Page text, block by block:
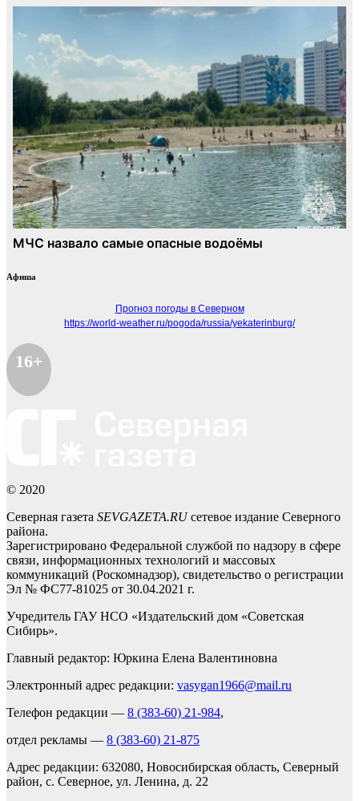
Афиша
Прогноз погоды в Северном
https://world-weather.ru/pogoda/russia/yekaterinburg/
16+
© 2020
Северная газета SEVGAZETA.RUсетевое издание Северного
района.
Зарегистрировано Федеральной службой по надзору в сфере
связи, информационных технологий и массовых
коммуникаций (Роскомнадзор), свидетельство о регистрации
Эл № ФС77-81025 от 30.04.2021 г.
Учредитель ГАУ НСО «Издательский дом «Советская
Сибирь».
Главный редактор: Юркина Елена Валентиновна
Электронный адрес редакции: vasygan1966@mail.ru
Телефон редакции — 8 (383-60) 21-984,
отдел рекламы — 8 (383-60) 21-875
Адрес редакции: 632080, Новосибирская область, Северный
район, с. Северное, ул. Ленина, д. 22